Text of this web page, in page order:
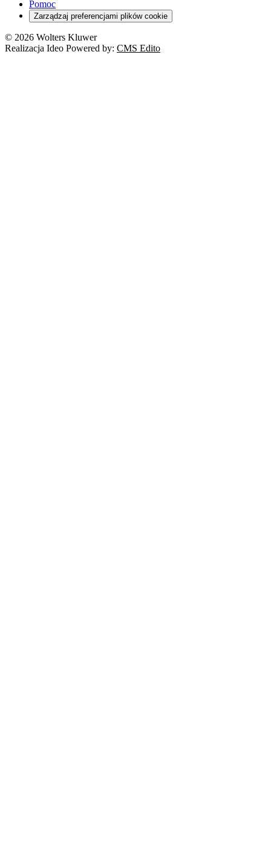
Cyberbezpieczeństwo
Franczyza
Prawo autorskie
RODO
Pomoc
Zarządzaj preferencjami plików cookie
© 2026 Wolters Kluwer
Realizacja Ideo Powered by: CMS Edito